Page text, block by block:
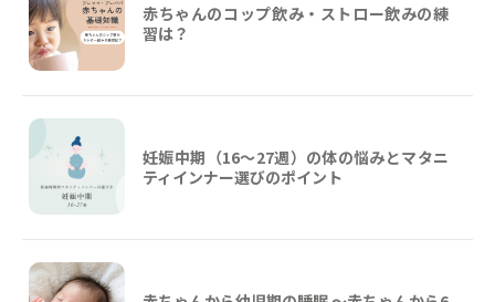
赤ちゃんのコップ飲み・ストロー飲みの練
習は？
妊娠中期（16〜27週）の体の悩みとマタニ
ティインナー選びのポイント